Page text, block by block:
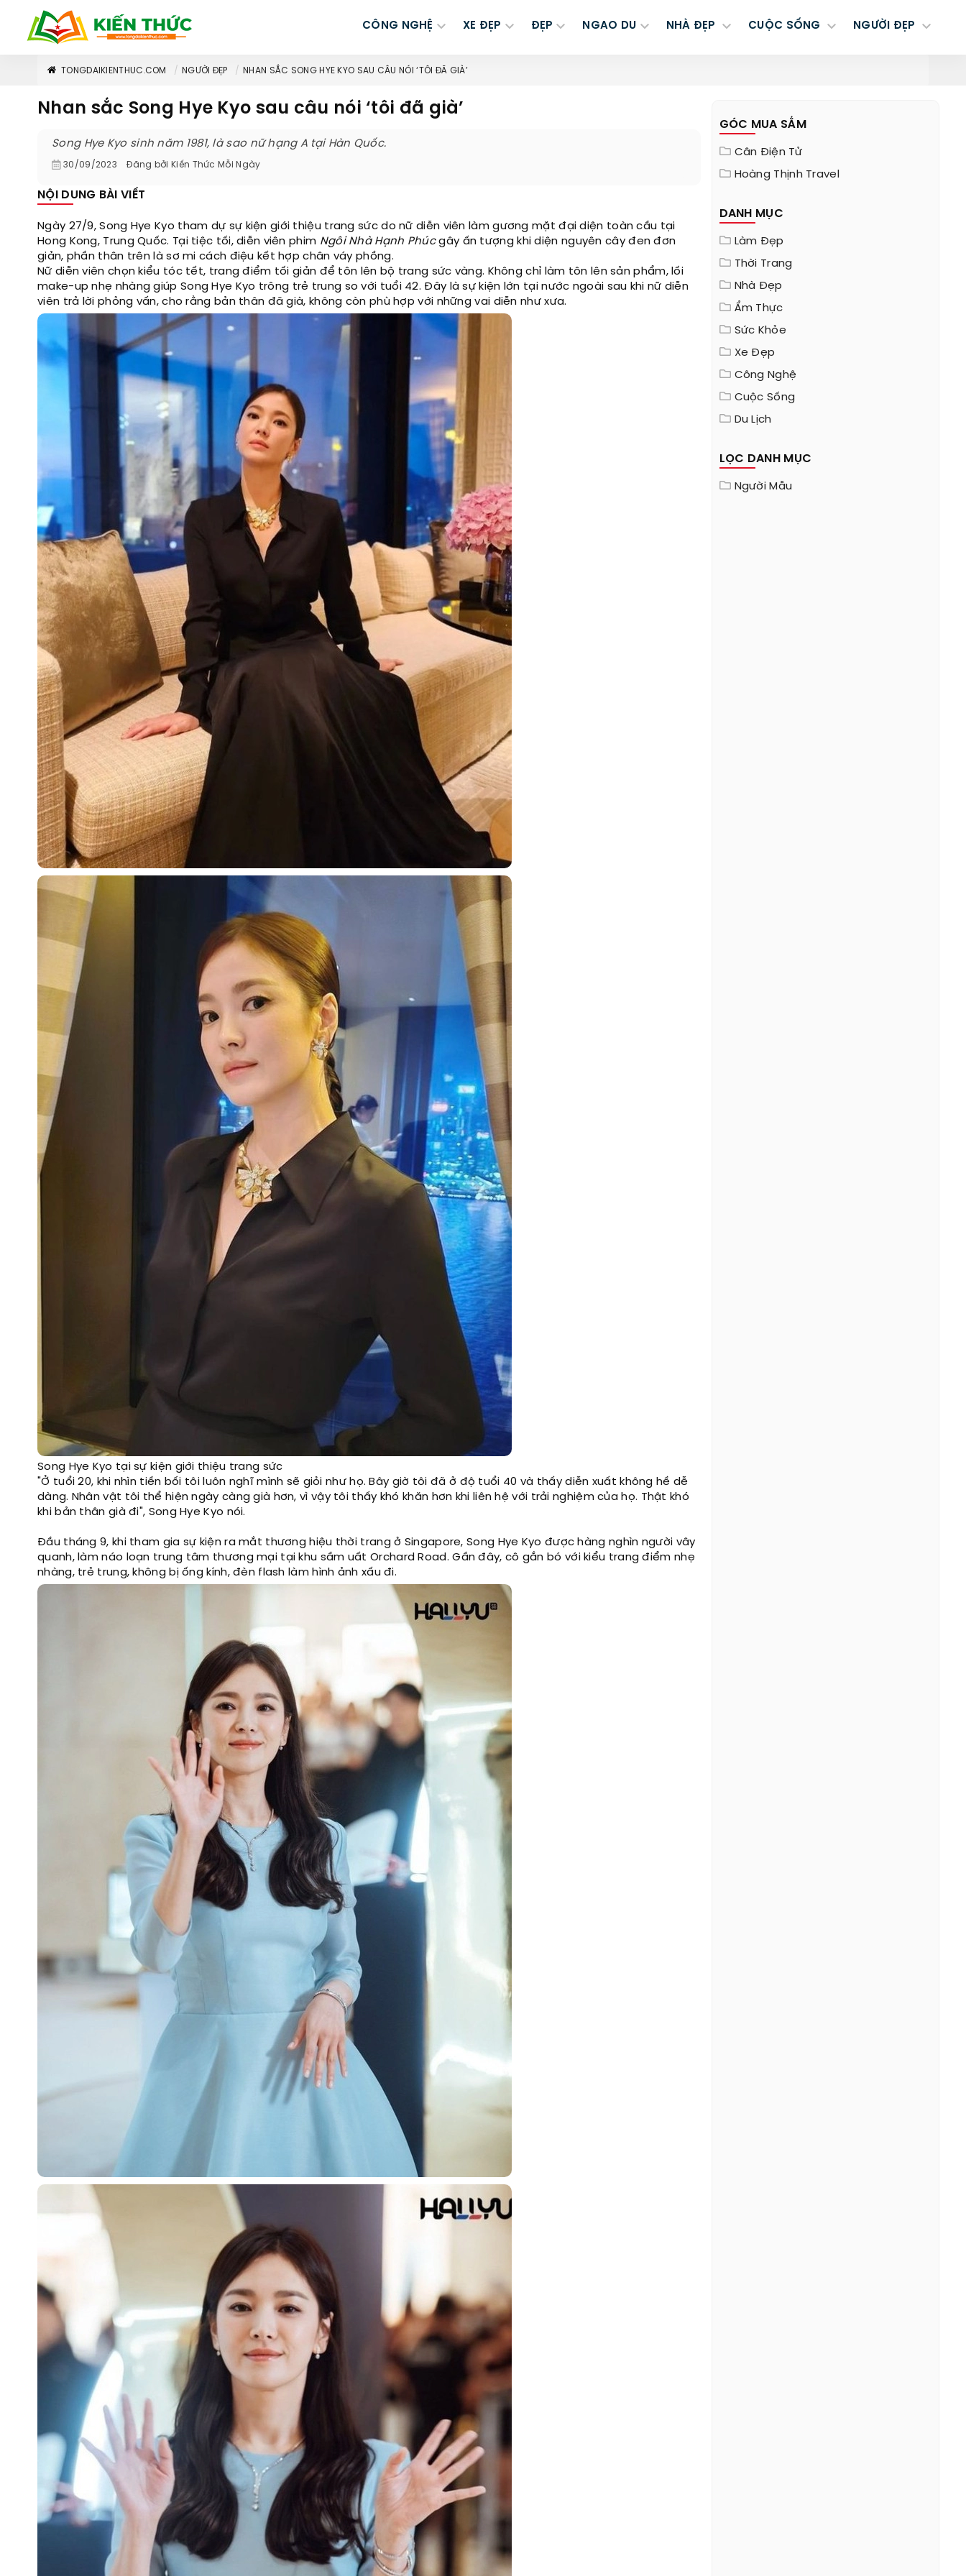
CÔNG NGHỆ XE ĐẸP ĐẸP NGAO DU NHÀ ĐẸP CUỘC SỐNG NGƯỜI ĐẸP
TONGDAIKIENTHUC.COM NGƯỜI ĐẸP NHAN SẮC SONG HYE KYO SAU CÂU NÓI ‘TÔI ĐÃ GIÀ’
Nhan sắc Song Hye Kyo sau câu nói ‘tôi đã già’
Song Hye Kyo sinh năm 1981, là sao nữ hạng A tại Hàn Quốc.
30/09/2023 Đăng bởi Kiến Thức Mỗi Ngày
NỘI DUNG BÀI VIẾT
Ngày 27/9, Song Hye Kyo tham dự sự kiện giới thiệu trang sức do nữ diễn viên làm gương mặt đại diện toàn cầu tại
Hong Kong, Trung Quốc. Tại tiệc tối, diễn viên phim Ngôi Nhà Hạnh Phúcgây ấn tượng khi diện nguyên cây đen đơn
giản, phần thân trên là sơ mi cách điệu kết hợp chân váy phồng.
Nữ diễn viên chọn kiểu tóc tết, trang điểm tối giản để tôn lên bộ trang sức vàng. Không chỉ làm tôn lên sản phẩm, lối
make-up nhẹ nhàng giúp Song Hye Kyo trông trẻ trung so với tuổi 42. Đây là sự kiện lớn tại nước ngoài sau khi nữ diễn
viên trả lời phỏng vấn, cho rằng bản thân đã già, không còn phù hợp với những vai diễn như xưa.
Song Hye Kyo tại sự kiện giới thiệu trang sức
"Ở tuổi 20, khi nhìn tiền bối tôi luôn nghĩ mình sẽ giỏi như họ. Bây giờ tôi đã ở độ tuổi 40 và thấy diễn xuất không hề dễ
dàng. Nhân vật tôi thể hiện ngày càng già hơn, vì vậy tôi thấy khó khăn hơn khi liên hệ với trải nghiệm của họ. Thật khó
khi bản thân già đi", Song Hye Kyo nói.
Đầu tháng 9, khi tham gia sự kiện ra mắt thương hiệu thời trang ở Singapore, Song Hye Kyo được hàng nghìn người vây
quanh, làm náo loạn trung tâm thương mại tại khu sầm uất Orchard Road. Gần đây, cô gắn bó với kiểu trang điểm nhẹ
nhàng, trẻ trung, không bị ống kính, đèn flash làm hình ảnh xấu đi.
GÓC MUA SẮM
Cân Điện Tử
Hoàng Thịnh Travel
DANH MỤC
Làm Đẹp
Thời Trang
Nhà Đẹp
Ẩm Thực
Sức Khỏe
Xe Đẹp
Công Nghệ
Cuộc Sống
Du Lịch
LỌC DANH MỤC
Người Mẫu